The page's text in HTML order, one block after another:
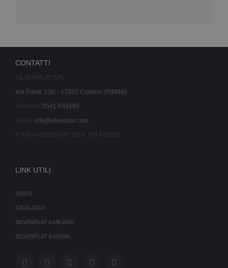
CONTATTI
SILVERPLAT SRL
Via Piane 23/c - 47853 Coriano (RIMINI)
Telefono: 0541.659165
Email: info@silverplat.com
P. IVA 04420520407 REA: RN 410350
LINK UTILI
VIDEO
CATALOGO
SILVERPLAT A MILANO
SILVERPLAT A ROMA